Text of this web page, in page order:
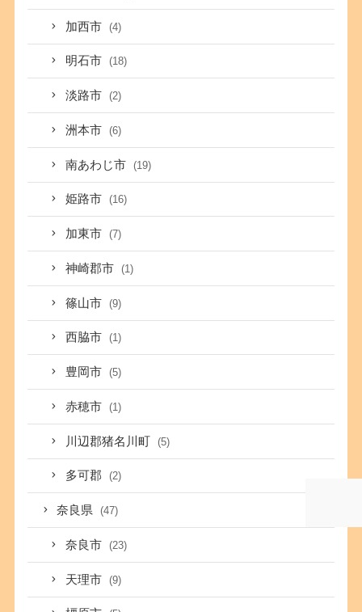
加西市 (4)
明石市 (18)
淡路市 (2)
洲本市 (6)
南あわじ市 (19)
姫路市 (16)
加東市 (7)
神崎郡市 (1)
篠山市 (9)
西脇市 (1)
豊岡市 (5)
赤穂市 (1)
川辺郡猪名川町 (5)
多可郡 (2)
奈良県 (47)
奈良市 (23)
天理市 (9)